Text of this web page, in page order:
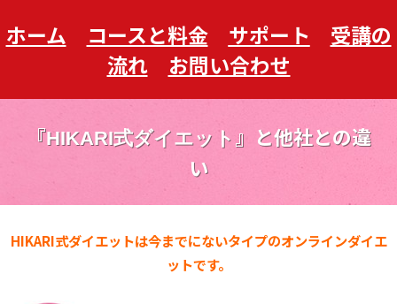
ホーム コースと料金 サポート
受講の
流れ
お問い合わせ
『HIKARI式ダイエット 』と他社との違
い
HIKARI式ダイエットは今までにないタイプのオンラインダイエ
ットです。